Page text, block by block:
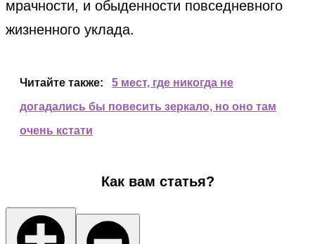
мрачности, и обыденности повседневного
жизненного уклада.
Читайте также:
5 мест, где никогда не
догадались бы повесить зеркало, но оно там
очень кстати
Как вам статья?